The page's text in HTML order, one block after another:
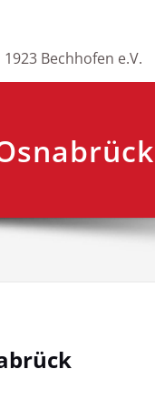
Bechhofen e.V.